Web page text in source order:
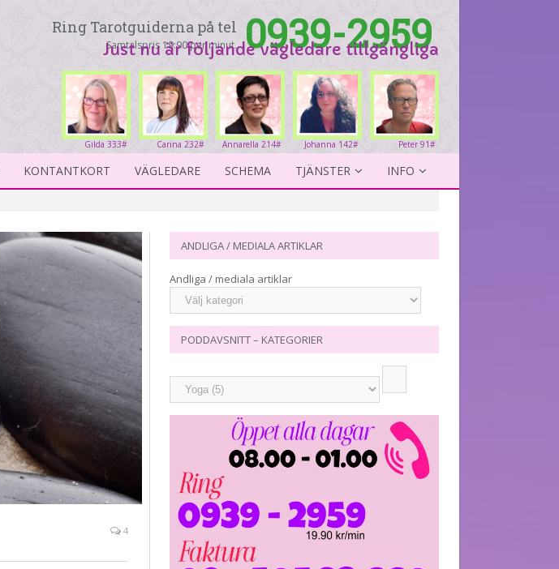
Ring Tarotguiderna på tel
Samtalspris 19:90 per minut. 0939-2959
Just nu är följande vägledare tillgängliga
Peter 91#
Johanna 142#
Annarella 214#
Carina 232#
Gilda 333#
KONTANTKORT VÄGLEDARE SCHEMA TJÄNSTER INFO
4
ANDLIGA / MEDIALA ARTIKLAR
Andliga / mediala artiklar
PODDAVSNITT – KATEGORIER